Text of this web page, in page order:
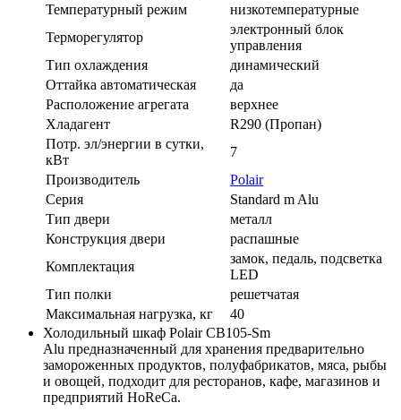
Температурный режим
низкотемпературные
Терморегулятор
электронный блок
управления
Тип охлаждения
динамический
Оттайка автоматическая
да
Расположение агрегата
верхнее
Хладагент
R290 (Пропан)
Потр. эл/энергии в сутки,
кВт
7
Производитель
Polair
Серия
Standard m Alu
Тип двери
металл
Конструкция двери
распашные
Комплектация
замок, педаль, подсветка
LED
Тип полки
решетчатая
Максимальная нагрузка, кг
40
Холодильный шкаф Polair CB105-Sm
Alu предназначенный для хранения предварительно
замороженных продуктов, полуфабрикатов, мяса, рыбы
и овощей, подходит для ресторанов, кафе, магазинов и
предприятий HoReCa.